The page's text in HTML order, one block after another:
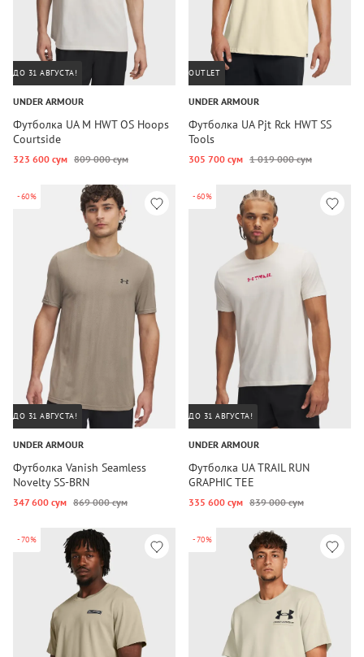
ДО 31 АВГУСТА!
UNDER ARMOUR
Футболка UA M HWT OS Hoops
Courtside
323 600 сум 809 000 сум
OUTLET
UNDER ARMOUR
Футболка UA Pjt Rck HWT SS
Tools
305 700 сум 1 019 000 сум
-60%
ДО 31 АВГУСТА!
UNDER ARMOUR
Футболка Vanish Seamless
Novelty SS-BRN
347 600 сум 869 000 сум
-60%
ДО 31 АВГУСТА!
UNDER ARMOUR
Футболка UA TRAIL RUN
GRAPHIC TEE
335 600 сум 839 000 сум
-70% -70%